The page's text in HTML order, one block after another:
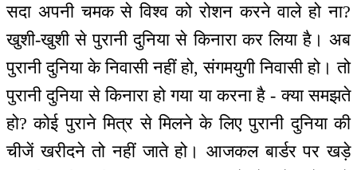
सदा अपनी चमक से विश्व को रोशन करने वाले हो ना?
खुशी-खुशी से पुरानी दुनिया से किनारा कर लिया है। अब
पुरानी दुनिया के निवासी नहीं हो, संगमयुगी निवासी हो। तो
पुरानी दुनिया से किनारा हो गया या करना है - क्या समझते
हो? कोई पुराने मित्र से मिलने के लिए पुरानी दुनिया की
चीजें खरीदने तो नहीं जाते हो। आजकल बार्डर पर खड़े